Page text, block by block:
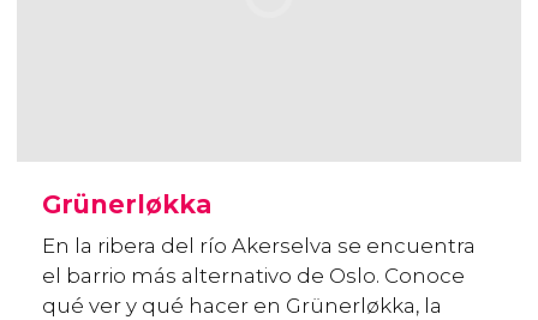
Grünerløkka
En la ribera del río Akerselva se encuentra
el barrio más alternativo de Oslo. Conoce
qué ver y qué hacer en Grünerløkka, la